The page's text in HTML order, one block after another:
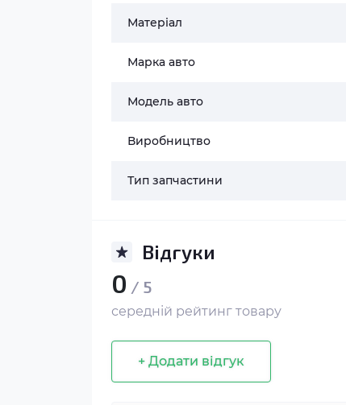
Матеріал
Марка авто
Модель авто
Виробництво
Тип запчастини
Відгуки
0 / 5
середній рейтинг товару
+ Додати відгук